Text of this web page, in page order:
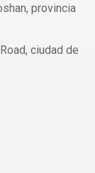
provincia
ciudad de